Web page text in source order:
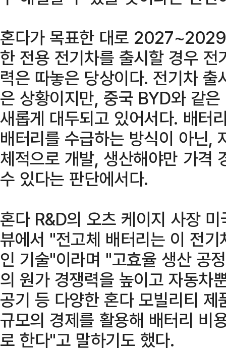
혼다가 목표한 대로
한 전용 전기차를 출시할 경우
력은 따놓은 당상이다. 전기차
은 상황이지만, 중국 BYD와 같
새롭게 대두되고 있어서다. 배터
배터리를 수급하는 방식이 아닌,
체적으로 개발, 생산해야만 가격
수 있다는 판단에서다.
혼다 R&D의 오츠 케이지 사장
뷰에서 "전고체 배터리는 이 전
인 기술"이라며 "고효율 생산 공
의 원가 경쟁력을 높이고 자동차
공기 등 다양한 혼다 모빌리티
규모의 경제를 활용해 배터리 비
로 한다"고 말하기도 했다.